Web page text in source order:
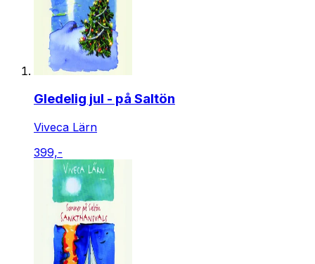
Gledelig jul - på Saltön
Viveca Lärn
399,-